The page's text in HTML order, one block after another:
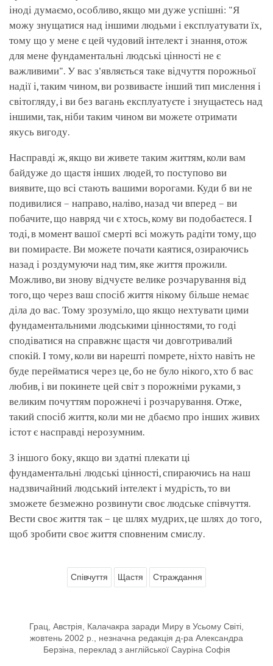
іноді думаємо, особливо, якщо ми дуже успішні: "Я
можу знущатися над іншими людьми і експлуатувати їх,
тому що у мене є цей чудовий інтелект і знання, отож
для мене фундаментальні людські цінності не є
важливими". У вас з'являється таке відчуття порожньої
надії і, таким чином, ви розвиваєте інший тип мислення і
світогляду, і ви без вагань експлуатуєте і знущаєтесь над
іншими, так, ніби таким чином ви можете отримати
якусь вигоду.
Насправді ж, якщо ви живете таким життям, коли вам
байдуже до щастя інших людей, то поступово ви
виявите, що всі стають вашими ворогами. Куди б ви не
подивилися – направо, наліво, назад чи вперед – ви
побачите, що навряд чи є хтось, кому ви подобаєтеся. І
тоді, в момент вашої смерті всі можуть радіти тому, що
ви помираєте. Ви можете почати каятися, озираючись
назад і роздумуючи над тим, яке життя прожили.
Можливо, ви знову відчуєте велике розчарування від
того, що через ваш спосіб життя нікому більше немає
діла до вас. Тому зрозуміло, що якщо нехтувати цими
фундаментальними людськими цінностями, то годі
сподіватися на справжнє щастя чи довготривалий
спокій. І тому, коли ви нарешті помрете, ніхто навіть не
буде перейматися через це, бо не було нікого, хто б вас
любив, і ви покинете цей світ з порожніми руками, з
великим почуттям порожнечі і розчарування. Отже,
такий спосіб життя, коли ми не дбаємо про інших живих
істот є насправді нерозумним.
З іншого боку, якщо ви здатні плекати ці
фундаментальні людські цінності, спираючись на наш
надзвичайний людський інтелект і мудрість, то ви
зможете безмежно розвинути своє людське співчуття.
Вести своє життя так – це шлях мудрих, це шлях до того,
щоб зробити своє життя сповненим смислу.
Співчуття Щастя Страждання
Грац, Австрія, Калачакра заради Миру в Усьому Світі,
жовтень 2002 р., незначна редакція д-ра Александра
Берзіна, переклад з англійської Сауріна Софія